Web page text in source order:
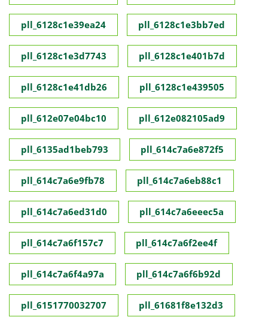
pll_6128c1e39ea24 pll_6128c1e3bb7ed
pll_6128c1e3d7743 pll_6128c1e401b7d
pll_6128c1e41db26 pll_6128c1e439505
pll_612e07e04bc10 pll_612e082105ad9
pll_6135ad1beb793 pll_614c7a6e872f5
pll_614c7a6e9fb78 pll_614c7a6eb88c1
pll_614c7a6ed31d0 pll_614c7a6eeec5a
pll_614c7a6f157c7 pll_614c7a6f2ee4f
pll_614c7a6f4a97a pll_614c7a6f6b92d
pll_6151770032707 pll_61681f8e132d3